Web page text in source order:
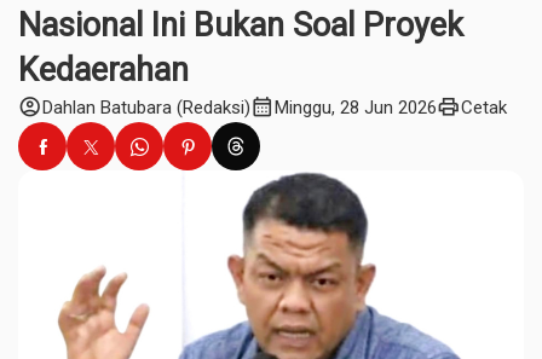
Nasional Ini Bukan Soal Proyek
Kedaerahan
account_circleDahlan Batubara (Redaksi)calendar_monthMinggu, 28 Jun 2026printCetak